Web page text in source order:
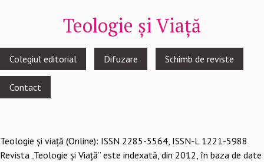
Teologie și Viață
Footer
menu
Colegiul editorial Difuzare Schimb de reviste
Contact
Teologie şi viaţă (Online): ISSN 2285-5564, ISSN-L 1221-5988
Revista „Teologie și Viață” este indexată, din 2012, în baza de date